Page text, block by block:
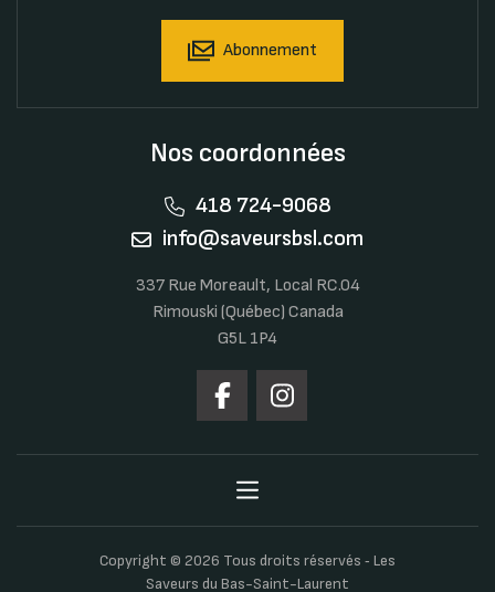
Abonnement
Nos coordonnées
418 724-9068
info@saveursbsl.com
337 Rue Moreault, Local RC.04
Rimouski (Québec) Canada
G5L 1P4
Copyright © 2026 Tous droits réservés ‐ Les
Saveurs du Bas-Saint-Laurent